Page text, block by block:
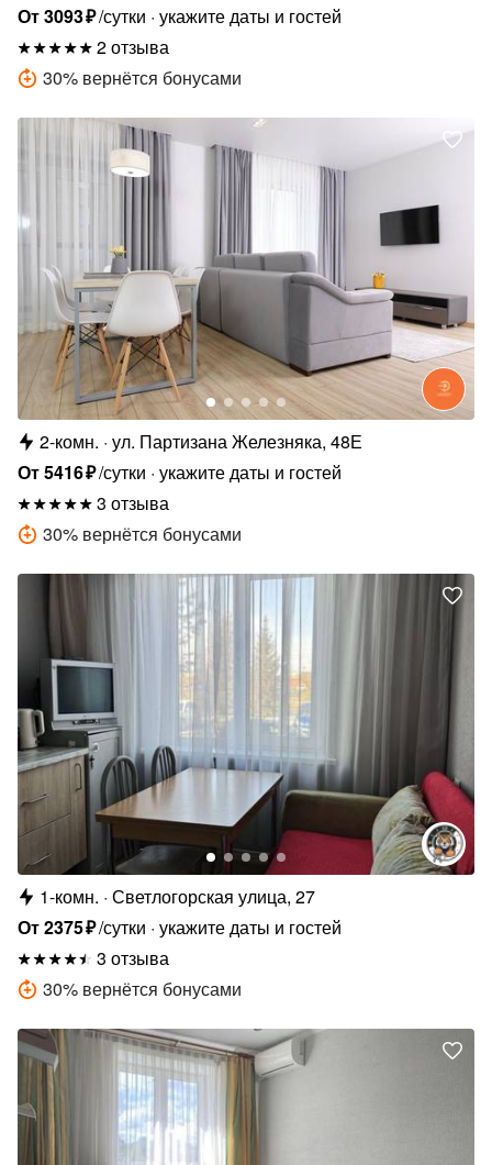
От3093₽/сутки укажите даты и гостей
2 отзыва
30% вернётся бонусами
2-комн. ул. Партизана Железняка, 48Е
От5416₽/сутки укажите даты и гостей
3 отзыва
30% вернётся бонусами
1-комн. Светлогорская улица, 27
От2375₽/сутки укажите даты и гостей
3 отзыва
30% вернётся бонусами